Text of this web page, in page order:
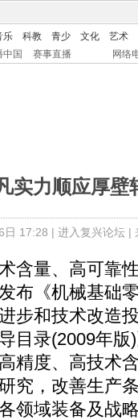
乐 科教 青少 文化
艺术
中国 赛事直播 网络
实力顺应厚壁
日 17:28 | 进入复兴论坛|
量、高可靠
布《机械基础
步和技术改造
目录(2009年
精度、高技术
究，改善生产
领域装备及战